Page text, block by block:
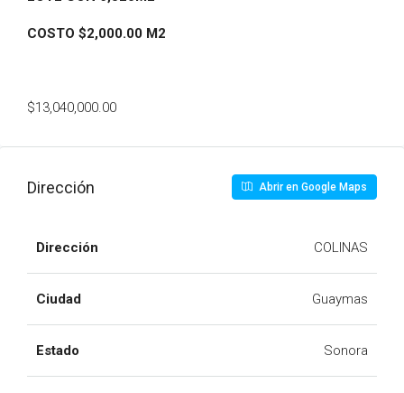
COSTO $2,000.00 M2
$13,040,000.00
Dirección Abrir en Google Maps
Dirección COLINAS
Ciudad Guaymas
Estado Sonora